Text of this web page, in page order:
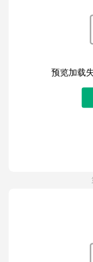
预览加载